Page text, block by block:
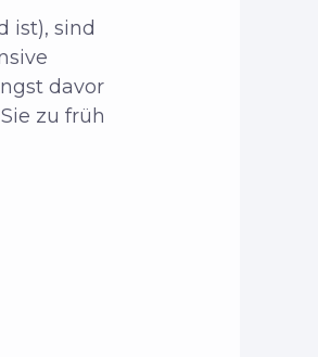
ist), sind
davor
zu früh